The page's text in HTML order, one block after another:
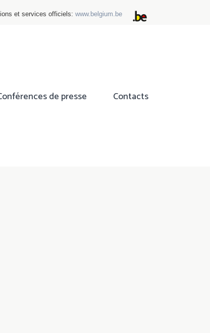
et services officiels: www.belgium.be
de presse Contacts